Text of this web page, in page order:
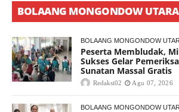
BOLAANG MONGONDOW UTARA
BOLAANG MONGONDOW
Peserta Membludak,
Sukses Gelar
Sunatan Massal Gratis
Redaksi02 Agu 07, 2026
BOLAANG MONGONDOW